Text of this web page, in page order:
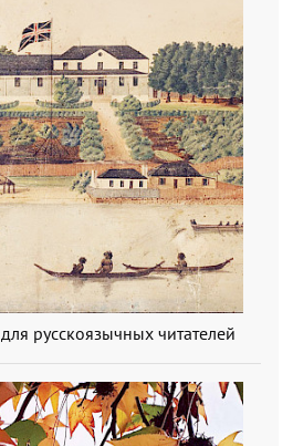
русскоязычных читателей